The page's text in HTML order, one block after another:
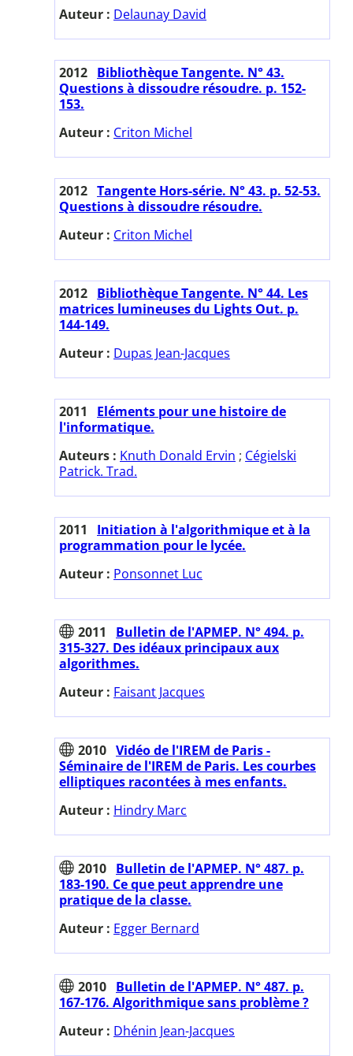
Auteur : Delaunay David
2012 Bibliothèque Tangente. N° 43.
Questions à dissoudre résoudre. p. 152-
153.
Auteur : Criton Michel
2012 Tangente Hors-série. N° 43. p. 52-53.
Questions à dissoudre résoudre.
Auteur : Criton Michel
2012 Bibliothèque Tangente. N° 44. Les
matrices lumineuses du Lights Out. p.
144-149.
Auteur : Dupas Jean-Jacques
2011
Eléments pour une histoire de
l'informatique.
Auteurs : Knuth Donald Ervin ; Cégielski
Patrick. Trad.
2011
Initiation à l'algorithmique et à la
programmation pour le lycée.
Auteur : Ponsonnet Luc
2011
Bulletin de l'APMEP. N° 494. p.
315-327. Des idéaux principaux aux
algorithmes.
Auteur : Faisant Jacques
2010 Vidéo de l'IREM de Paris -
Séminaire de l'IREM de Paris. Les courbes
elliptiques racontées à mes enfants.
Auteur : Hindry Marc
2010 Bulletin de l'APMEP. N° 487. p.
183-190. Ce que peut apprendre une
pratique de la classe.
Auteur : Egger Bernard
2010 Bulletin de l'APMEP. N° 487. p.
167-176. Algorithmique sans problème ?
Auteur : Dhénin Jean-Jacques